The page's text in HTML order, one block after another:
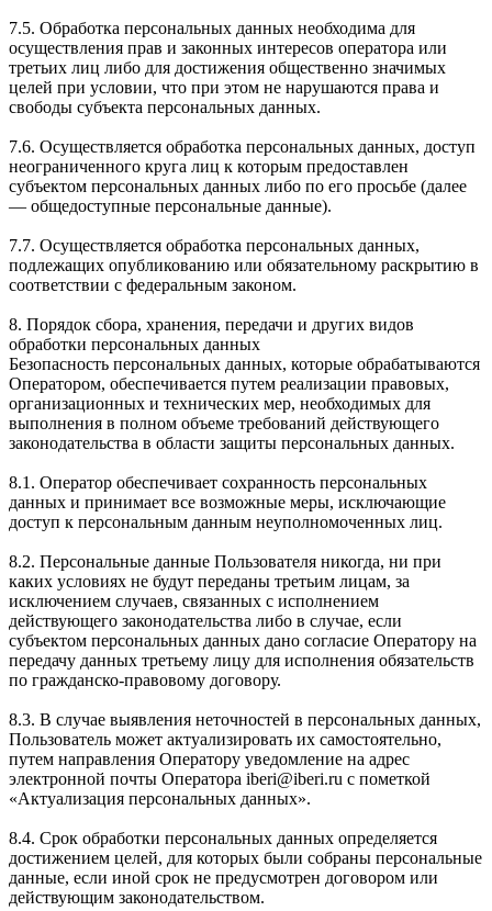
7.5. Обработка персональных данных необходима для
осуществления прав и законных интересов оператора или
третьих лиц либо для достижения общественно значимых
целей при условии, что при этом не нарушаются права и
свободы субъекта персональных данных.
7.6. Осуществляется обработка персональных данных, доступ
неограниченного круга лиц к которым предоставлен
субъектом персональных данных либо по его просьбе (далее
— общедоступные персональные данные).
7.7. Осуществляется обработка персональных данных,
подлежащих опубликованию или обязательному раскрытию в
соответствии с федеральным законом.
8. Порядок сбора, хранения, передачи и других видов
обработки персональных данных
Безопасность персональных данных, которые обрабатываются
Оператором, обеспечивается путем реализации правовых,
организационных и технических мер, необходимых для
выполнения в полном объеме требований действующего
законодательства в области защиты персональных данных.
8.1. Оператор обеспечивает сохранность персональных
данных и принимает все возможные меры, исключающие
доступ к персональным данным неуполномоченных лиц.
8.2. Персональные данные Пользователя никогда, ни при
каких условиях не будут переданы третьим лицам, за
исключением случаев, связанных с исполнением
действующего законодательства либо в случае, если
субъектом персональных данных дано согласие Оператору на
передачу данных третьему лицу для исполнения обязательств
по гражданско-правовому договору.
8.3. В случае выявления неточностей в персональных данных,
Пользователь может актуализировать их самостоятельно,
путем направления Оператору уведомление на адрес
электронной почты Оператора iberi@iberi.ru с пометкой
«Актуализация персональных данных».
8.4. Срок обработки персональных данных определяется
достижением целей, для которых были собраны персональные
данные, если иной срок не предусмотрен договором или
действующим законодательством.